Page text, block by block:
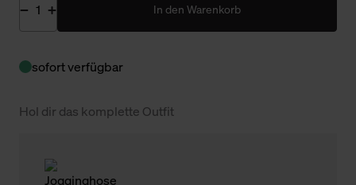
In den Warenkorb
sofort verfügbar
Hol dir das komplette Outfit